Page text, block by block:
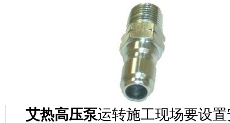
艾热高压泵运转施工现场要设